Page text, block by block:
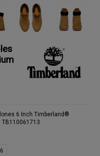
6 Inch Timberland®